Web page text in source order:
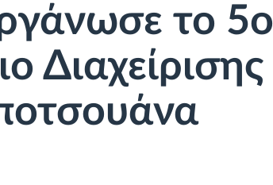
το 5ο
Διαχείρισης